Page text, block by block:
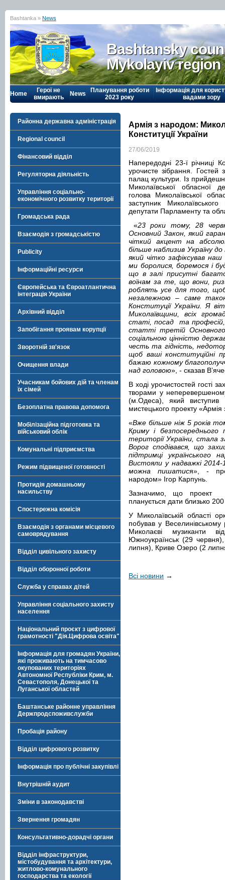
Bashtanka » News
Bashtansky
Mykolayiv region
Home
Герої не
вмирають
News
Планування роботи
2023 року
Інформація для
вадами зору
Районна державна адміністрація
Regional council
Фінансовий відділ
Регуляторна діяльність
Управління соціально-
економічного розвитку території
Громадська рада
Взаємодія з громадськістю
Publicity
Інформаційні ресурси
Європейська та Євроатлантична
інтеграція України
Архівний відділ
Запобігання проявам корупції
Зворотній зв'язок
Очищення влади
Учасникам бойових дій та членам
їх сімей
Безоплатна правова допомога
Мобілізаційна підготовка та
військовий облік
Комунальні підприємства
Режим підвищеної готовності
Протидія домашньому
насильству
Спостережна комісія
Взаємодія з органами місцевого
самоврядування
Відділ цивільного захисту
Відділ оборонної роботи
Служба у справах дітей
Управління соціального захисту
населення
Національний проєкт з цифрової
грамотності "Дія.Цифрова освіта"
Інформація для громадян України,
які проживають на тимчасово
окупованих територіях
Автономної Республіки Крим, м.
Севастополя, Донецької та
Луганської областей
Баштанське районне управління
Держпродспоживслужби
Пробація району
Відділ цифрового розвитку
Інформація про публічні закупівлі
Внутрішній аудит
Зміни в законодавстві
Звернення громадян
Консультативно-дорадчі органи
Відділ інфраструктури,
містобудування та архітектури,
житлово-комунального
господарства та екології
Армія з народом:
Конституції України
27/06/2019
Напередодні 23-ї річниці
урочисте зібрання. Гостей
палац культури. Із
Миколаївської обласної
голова Миколаївської
заступник
депутати Парламенту та
«23 роки тому, 28
Основний Закон, який
чіткий акцент на
більше наблизив Україну
який чітко зафіксував
ми боролися, боремося і
що в залі присутні
воїнам за те, що вони,
роблять усе для того,
незалежною – саме
Конституції України. Я
Миколаївщини, всіх
статі, посад та професій,
статті третій
соціальною цінністю
честь та гідність,
щоб ваші конституційні
бажаю кожному
над головою», - сказав
В ході урочистостей гості
творами у неперевершеному
(м.Одеса), який виступив
мистецького проекту
«Вже більше ніж 5 років
Криму і безпосереднього
території України, стала
Ворог сподівався, що
підтримці українського
Вистояли у надважкі
можна пишатися», -
народом» Ігор Карпунь.
Зазначимо, що проект
планується дати близько 200
У Миколаївській області
побував у Веселинівському
Миколаєві музиканти
Южноукраїнськ (29
липня), Криве Озеро (2
Всі новини →